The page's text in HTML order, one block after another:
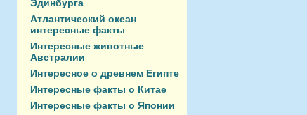
Эдинбурга
Атлантический океан
интересные факты
Интересные животные
Австралии
Интересное о древнем Египте
Интересные факты о Китае
Интересные факты о Японии